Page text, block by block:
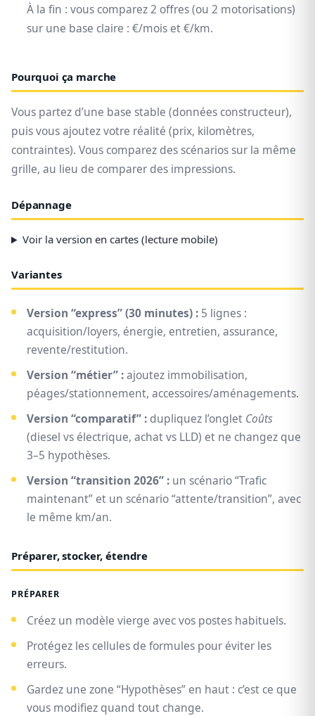
À la fin : vous comparez 2 offres (ou 2 motorisations)
sur une base claire : €/mois et €/km.
Pourquoi ça marche
Vous partez d’une base stable (données constructeur),
puis vous ajoutez votre réalité (prix, kilomètres,
contraintes). Vous comparez des scénarios sur la même
grille, au lieu de comparer des impressions.
Dépannage
Voir la version en cartes (lecture mobile)
Variantes
Version “express” (30 minutes) : 5 lignes :
acquisition/loyers, énergie, entretien, assurance,
revente/restitution.
Version “métier” :ajoutez immobilisation,
péages/stationnement, accessoires/aménagements.
Version “comparatif” : dupliquez l’onglet Coûts
(diesel vs électrique, achat vs LLD) et ne changez que
3–5 hypothèses.
Version “transition 2026” : un scénario “Trafic
maintenant” et un scénario “attente/transition”, avec
le même km/an.
Préparer, stocker, étendre
PRÉPARER
Créez un modèle vierge avec vos postes habituels.
Protégez les cellules de formules pour éviter les
erreurs.
Gardez une zone “Hypothèses” en haut : c’est ce que
vous modifiez quand tout change.